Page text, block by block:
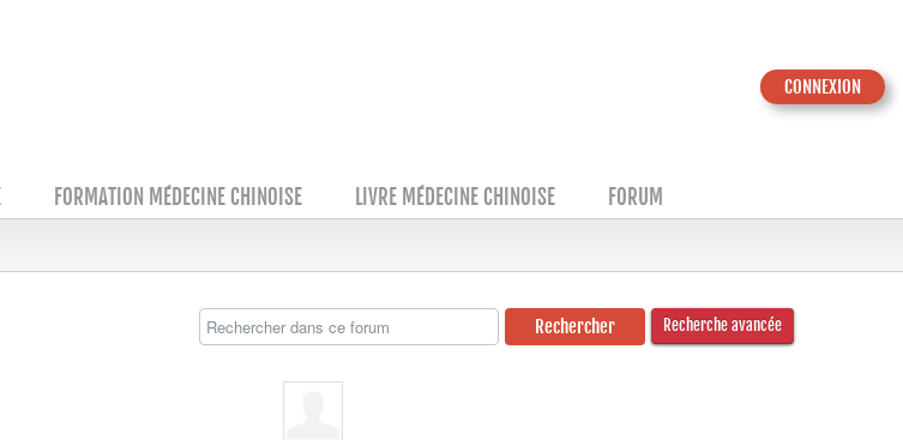
CONNEXION
FORMATION MÉDECINE CHINOISE LIVRE MÉDECINE CHINOISE FORUM
Recherche avancée